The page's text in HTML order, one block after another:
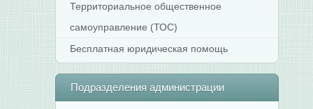
Территориальное общественное
самоуправление (ТОС)
Бесплатная юридическая помощь
Подразделения администрации